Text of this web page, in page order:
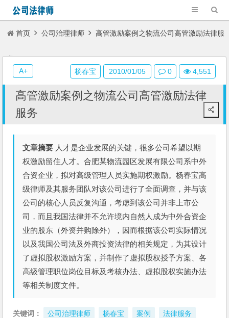
首页 公司治理律师 高管激励案例之物流公司高管激励法律服
务
高管激励案例之物流公司高管激励法律
服务
文章摘要 人才是企业发展的关键，很多公司希望以期
权激励留住人才。合肥某物流园区发展有限公司系中外
合资企业，拟对高级管理人员实施期权激励。杨春宝高
级律师及其服务团队对该公司进行了全面调查，并与该
公司的核心人员反复沟通，考虑到该公司并非上市公
司，而且我国法律并不允许境内自然人成为中外合资企
业的股东（外资并购除外），因而根据该公司实际情况
以及我国公司法及外商投资法律的相关规定，为其设计
了虚拟股权激励方案，并制作了虚拟股权授予方案、各
高级管理职位岗位目标及考核办法、虚拟股权实施办法
等相关制度文件。
关键词： 公司治理律师 杨春宝 案例 法律服务
杨春宝 2010/01/05 0 4,551
A+